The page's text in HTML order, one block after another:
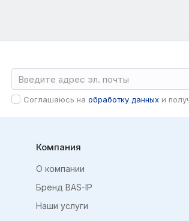
Соглашаюсь на обработку данных и
Компания
О компании
Бренд BAS-IP
Наши услуги